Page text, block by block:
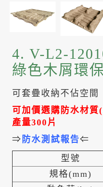
4. V-L2-
綠色木屑環
可套疊收納不佔空間
可加價選購防水材質(
產量300片
⇒ 防水測試報告⇐
型號
規格(mm)